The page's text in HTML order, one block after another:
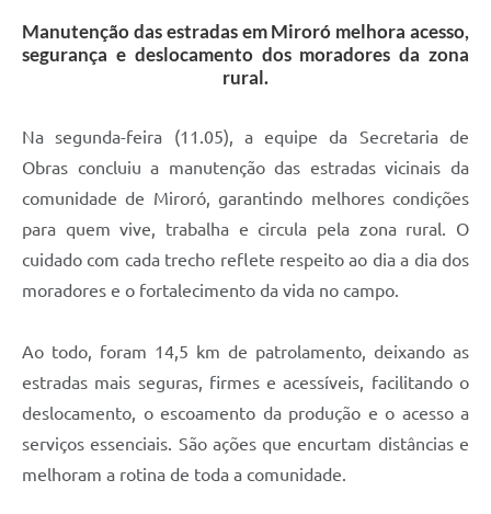
Manutenção das estradas em Miroró melhora acesso,
segurança e deslocamento dos moradores da zona
rural.
Na segunda-feira (11.05), a equipe da Secretaria de
Obras concluiu a manutenção das estradas vicinais da
comunidade de Miroró, garantindo melhores condições
para quem vive, trabalha e circula pela zona rural. O
cuidado com cada trecho reflete respeito ao dia a dia dos
moradores e o fortalecimento da vida no campo.
Ao todo, foram 14,5 km de patrolamento, deixando as
estradas mais seguras, firmes e acessíveis, facilitando o
deslocamento, o escoamento da produção e o acesso a
serviços essenciais. São ações que encurtam distâncias e
melhoram a rotina de toda a comunidade.